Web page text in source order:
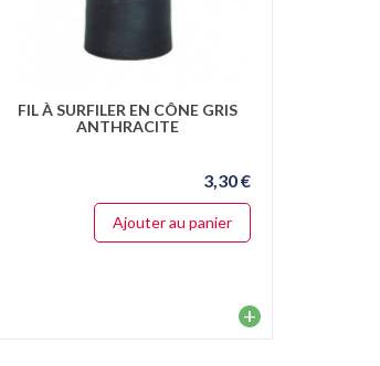
FIL À SURFILER EN CÔNE GRIS
ANTHRACITE
3,30 €
Ajouter au panier
+